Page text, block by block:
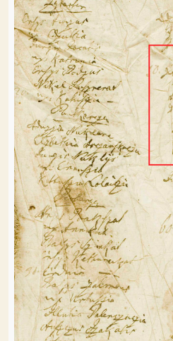
SPRACHE / LANGUAGE
Deutsch English